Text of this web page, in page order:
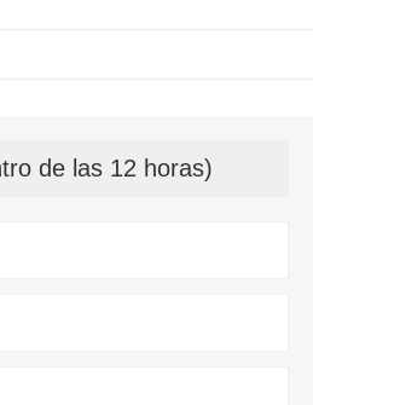
de las 12 horas)